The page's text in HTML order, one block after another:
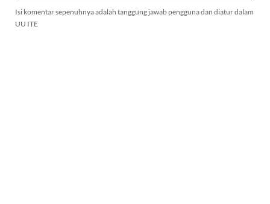
Isi komentar sepenuhnya adalah tanggung jawab pengguna dan diatur dalam
UU ITE